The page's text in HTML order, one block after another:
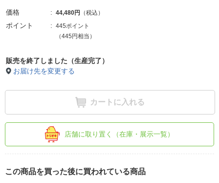
価格 44,480円 （税込）
ポイント
445ポイント
（445円相当）
販売を終了しました（生産完了）
お届け先を変更する
カートに入れる
店舗に取り置く（在庫・展示一覧）
この商品を買った後に買われている商品